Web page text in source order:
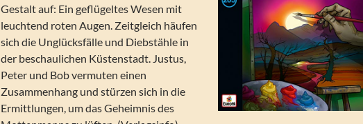
Gestalt auf: Ein geflügeltes Wesen mit
leuchtend roten Augen. Zeitgleich häufen
sich die Unglücksfälle und Diebstähle in
der beschaulichen Küstenstadt. Justus,
Peter und Bob vermuten einen
Zusammenhang und stürzen sich in die
Ermittlungen, um das Geheimnis des